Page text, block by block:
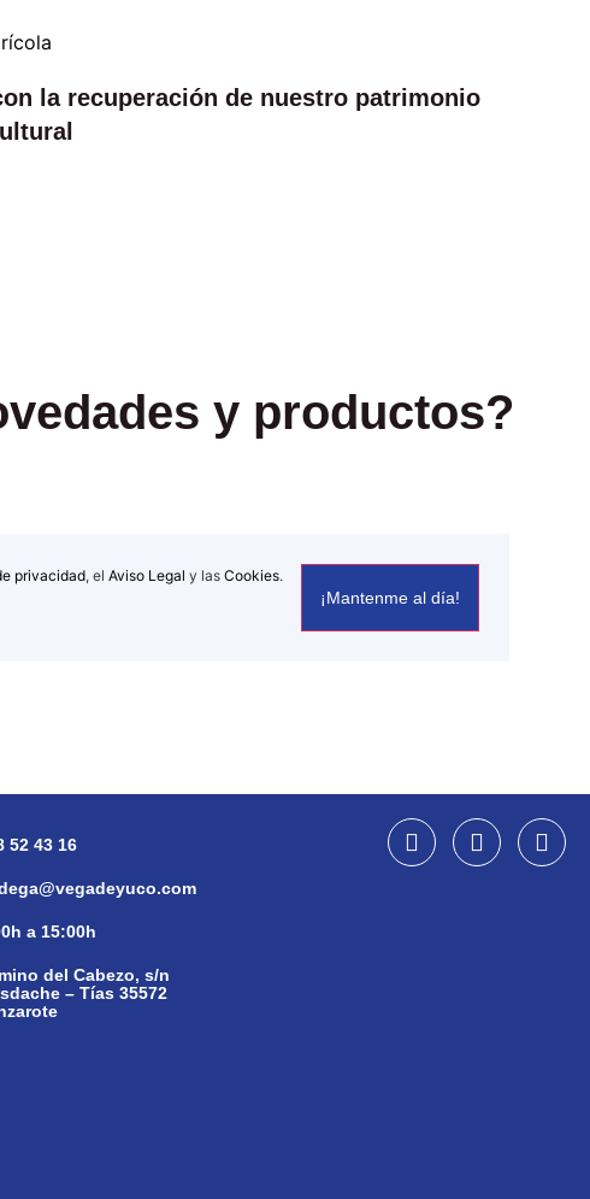
la recuperación de nuestro patrimonio
y productos?
privacidad, el Aviso Legal y las Cookies.
52 43 16
a 15:00h
del Cabezo, s/n
– Tías 35572